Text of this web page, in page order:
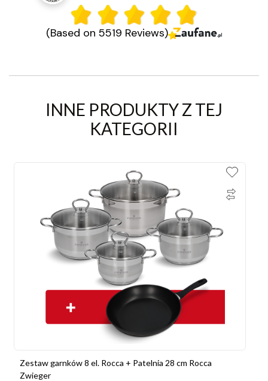
(Based on 5519 Reviews)
INNE PRODUKTY Z TEJ
KATEGORII
Zestaw garnków 8 el. Rocca + Patelnia 28 cm Rocca
Zwieger